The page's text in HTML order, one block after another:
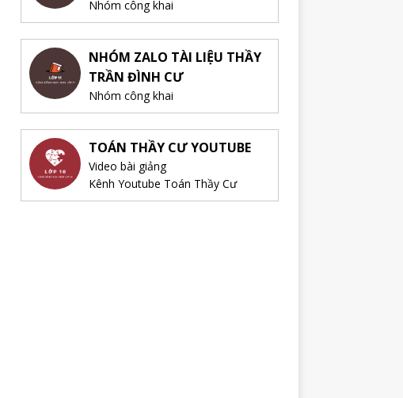
Nhóm công khai
NHÓM ZALO TÀI LIỆU THẦY
TRẦN ĐÌNH CƯ
Nhóm công khai
TOÁN THẦY CƯ YOUTUBE
Video bài giảng
Kênh Youtube Toán Thầy Cư